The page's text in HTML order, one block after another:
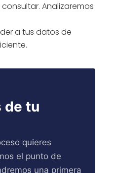
Analizaremos
a tus datos de
de tu
quieres
el punto de
una primera